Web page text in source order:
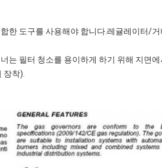
한 도구를 사용해야 합니다.레귤레이터/
는 필터 청소를 용이하게 하기 위해 지면
장착).